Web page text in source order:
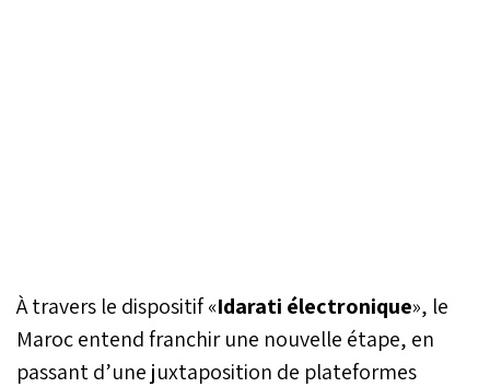
À travers le dispositif «Idarati électronique», le
Maroc entend franchir une nouvelle étape, en
passant d’une juxtaposition de plateformes